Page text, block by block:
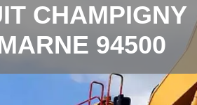
CHAMPIGNY
94500